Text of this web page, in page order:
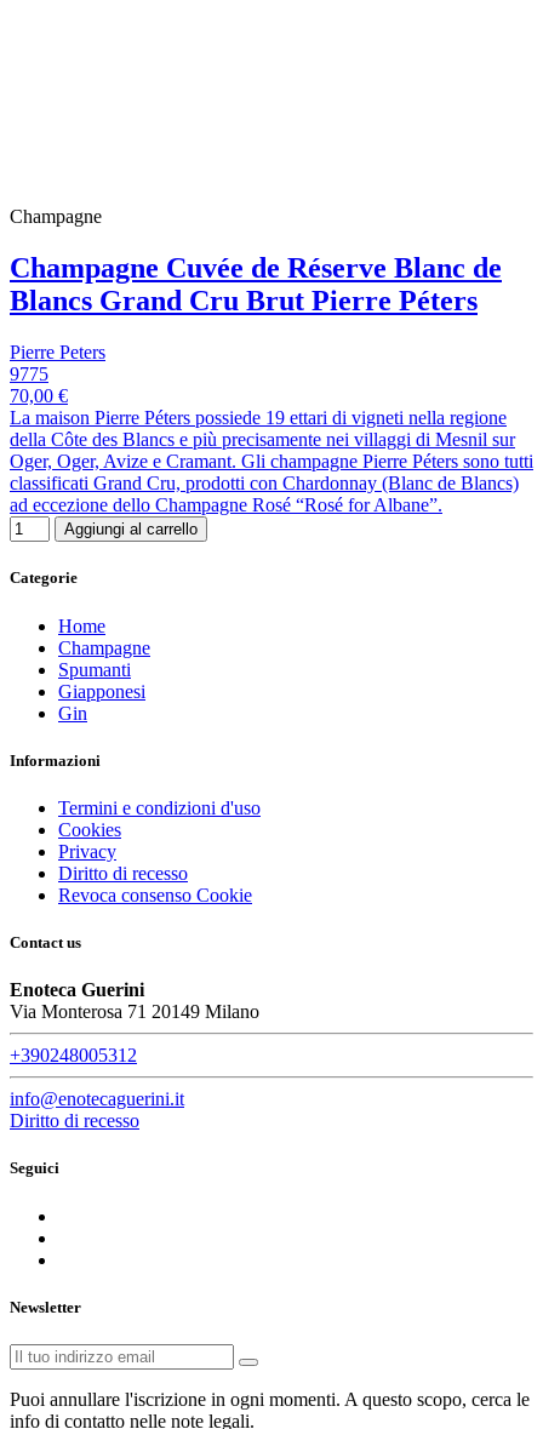
Champagne
Champagne Cuvée de Réserve Blanc de
Blancs Grand Cru Brut Pierre Péters
Pierre Peters
9775
70,00 €
La maison Pierre Péters possiede 19 ettari di vigneti nella regione
della Côte des Blancs e più precisamente nei villaggi di Mesnil sur
Oger, Oger, Avize e Cramant. Gli champagne Pierre Péters sono tutti
classificati Grand Cru, prodotti con Chardonnay (Blanc de Blancs)
ad eccezione dello Champagne Rosé “Rosé for Albane”.
Aggiungi al carrello
Categorie
Home
Champagne
Spumanti
Giapponesi
Gin
Informazioni
Termini e condizioni d'uso
Cookies
Privacy
Diritto di recesso
Revoca consenso Cookie
Contact us
Enoteca Guerini
Via Monterosa 71 20149 Milano
+390248005312
info@enotecaguerini.it
Diritto di recesso
Seguici
Newsletter
Puoi annullare l'iscrizione in ogni momenti. A questo scopo, cerca le
info di contatto nelle note legali.